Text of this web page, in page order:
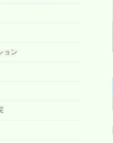
ョン